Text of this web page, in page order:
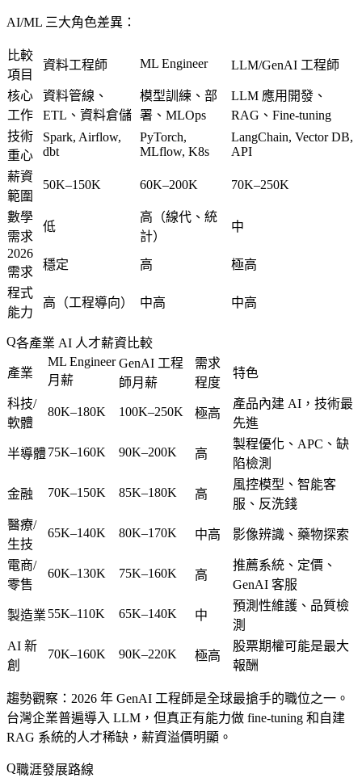
AI/ML 三大角色差異：
比較
項目
資料工程師 ML Engineer LLM/GenAI 工程師
核心
工作
資料管線、
ETL、資料倉儲
模型訓練、部
署、MLOps
LLM 應用開發、
RAG、Fine-tuning
技術
重心
Spark, Airflow,
dbt
PyTorch,
MLflow, K8s
LangChain, Vector DB,
API
薪資
範圍
50K–150K 60K–200K 70K–250K
數學
需求
低
高（線代、統
計）
中
2026
需求
穩定 高 極高
程式
能力
高（工程導向） 中高 中高
各產業 AI 人才薪資比較
產業
ML Engineer
月薪
GenAI 工程
師月薪
需求
程度
特色
科技/
軟體
80K–180K 100K–250K 極高
產品內建 AI，技術最
先進
半導體75K–160K 90K–200K 高
製程優化、APC、缺
陷檢測
金融 70K–150K 85K–180K 高
風控模型、智能客
服、反洗錢
醫療/
生技
65K–140K 80K–170K 中高 影像辨識、藥物探索
電商/
零售
60K–130K 75K–160K 高
推薦系統、定價、
GenAI 客服
製造業 55K–110K 65K–140K 中
預測性維護、品質檢
測
AI 新
創
70K–160K 90K–220K 極高
股票期權可能是最大
報酬
趨勢觀察 ：2026 年 GenAI 工程師是全球最搶手的職位之一。
台灣企業普遍導入 LLM，但真正有能力做 fine-tuning 和自建
RAG 系統的人才稀缺，薪資溢價明顯。
職涯發展路線